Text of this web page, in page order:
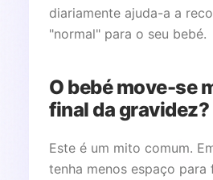
diariamente ajuda-a a
"normal" para o seu bebé.
O bebé move-se
final da gravidez?
Este é um mito comum.
tenha menos espaço para